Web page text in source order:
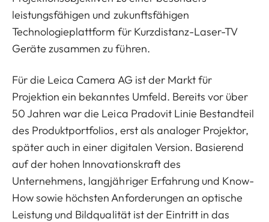
leistungsfähigen und zukunftsfähigen
Technologieplattform für Kurzdistanz-Laser-TV
Geräte zusammen zu führen.
Für die Leica Camera AG ist der Markt für
Projektion ein bekanntes Umfeld. Bereits vor über
50 Jahren war die Leica Pradovit Linie Bestandteil
des Produktportfolios, erst als analoger Projektor,
später auch in einer digitalen Version. Basierend
auf der hohen Innovationskraft des
Unternehmens, langjähriger Erfahrung und Know-
How sowie höchsten Anforderungen an optische
Leistung und Bildqualität ist der Eintritt in das